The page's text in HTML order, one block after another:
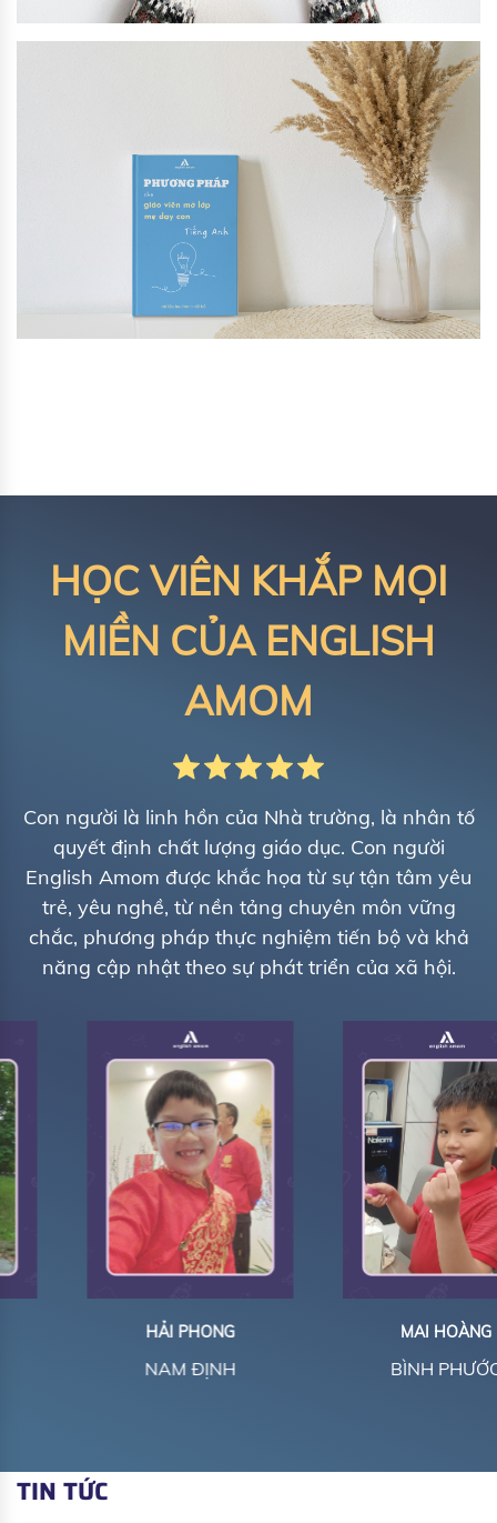
HỌC VIÊN KHẮP MỌI
MIỀN CỦA ENGLISH
AMOM
Con người là linh hồn của Nhà trường, là nhân tố
quyết định chất lượng giáo dục. Con người
English Amom được khắc họa từ sự tận tâm yêu
trẻ, yêu nghề, từ nền tảng chuyên môn vững
chắc, phương pháp thực nghiệm tiến bộ và khả
năng cập nhật theo sự phát triển của xã hội.
HẢI PHONG
NAM ĐỊNH
MAI HOÀNG
BÌNH PHƯỚC
TIN TỨC